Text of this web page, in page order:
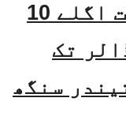
بھارت کی خلائی معیشت اگلے 10
ڈالر تک
سنگھ